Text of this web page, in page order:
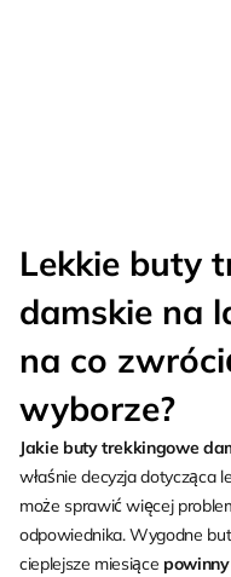
Lekkie buty
damskie na
na co
wyborze?
Jakie buty trekkingowe
właśnie decyzja dotycząca
może sprawić więcej
odpowiednika. Wygodne
cieplejsze miesiące